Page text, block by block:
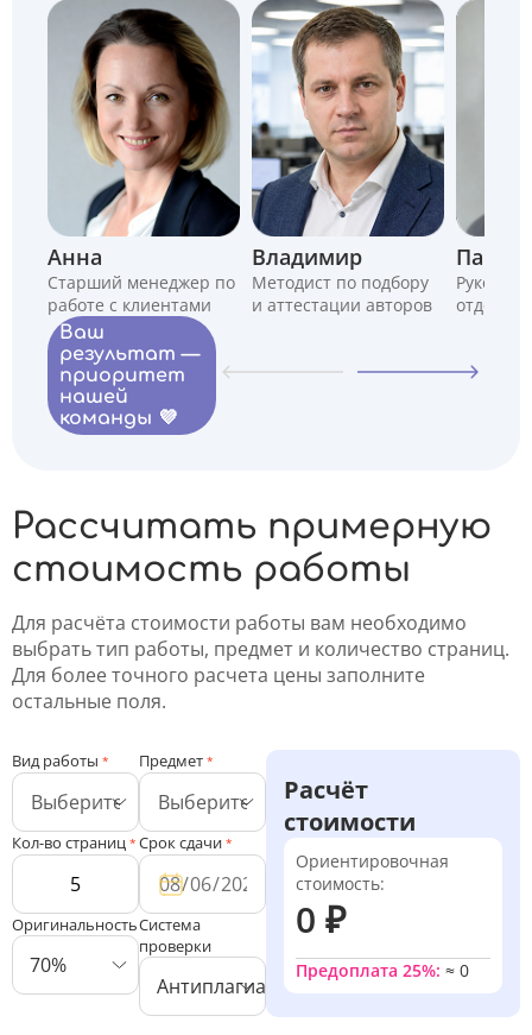
Анна
Старший менеджер по
работе с клиентами
Владимир
Методист по подбору
и аттестации авторов
Павел
отдела
Ваш
результат —
приоритет
нашей
команды 💜
Рассчитать примерную
стоимость работы
Для расчёта стоимости работы вам необходимо
выбрать тип работы, предмет и количество страниц.
Для более точного расчета цены заполните
остальные поля.
Вид работы * Предмет *
Кол-во страниц * Срок сдачи *
Оригинальность
70%
Система
проверки
Антиплагиат ВУЗ
Расчёт
стоимости
Ориентировочная
стоимость:
0 ₽
Предоплата 25%: ≈ 0